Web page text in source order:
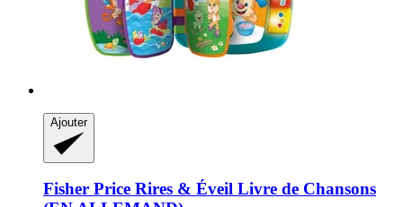
Ajouter
Fisher Price Rires & Éveil Livre de Chansons